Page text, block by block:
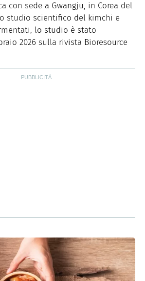
con sede a Gwangju, in Corea del
studio scientifico del kimchi e
lo studio è stato
2026 sulla rivista Bioresource